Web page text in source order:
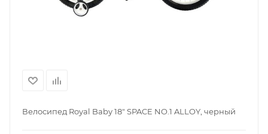
Велосипед Royal Baby 18" SPACE NO.1 ALLOY, черный